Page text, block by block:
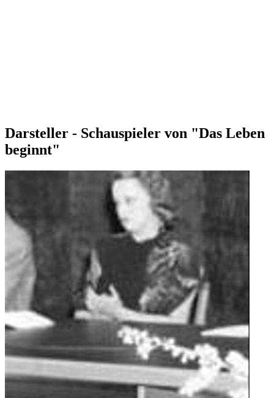
Darsteller - Schauspieler von "Das Leben
beginnt"